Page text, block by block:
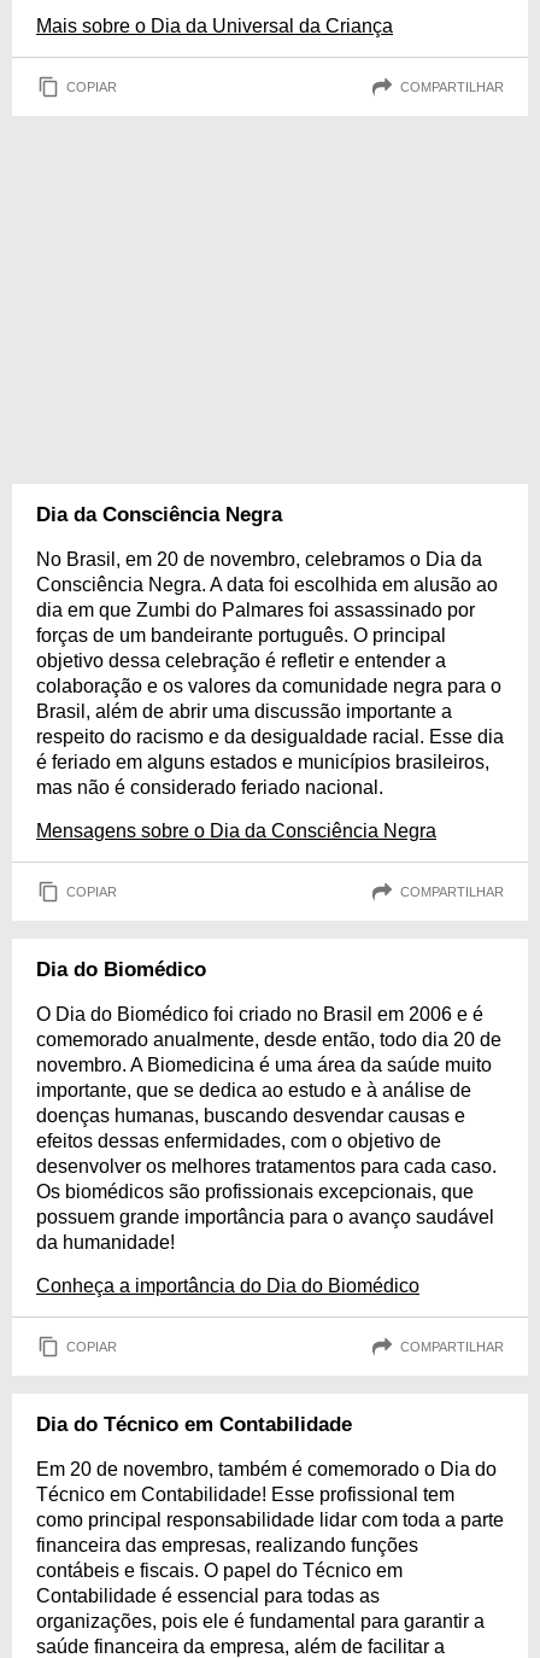
Mais sobre o Dia da Universal da Criança
COPIAR COMPARTILHAR
Dia da Consciência Negra
No Brasil, em 20 de novembro, celebramos o Dia da
Consciência Negra. A data foi escolhida em alusão ao
dia em que Zumbi do Palmares foi assassinado por
forças de um bandeirante português. O principal
objetivo dessa celebração é refletir e entender a
colaboração e os valores da comunidade negra para o
Brasil, além de abrir uma discussão importante a
respeito do racismo e da desigualdade racial. Esse dia
é feriado em alguns estados e municípios brasileiros,
mas não é considerado feriado nacional.
Mensagens sobre o Dia da Consciência Negra
COPIAR COMPARTILHAR
Dia do Biomédico
O Dia do Biomédico foi criado no Brasil em 2006 e é
comemorado anualmente, desde então, todo dia 20 de
novembro. A Biomedicina é uma área da saúde muito
importante, que se dedica ao estudo e à análise de
doenças humanas, buscando desvendar causas e
efeitos dessas enfermidades, com o objetivo de
desenvolver os melhores tratamentos para cada caso.
Os biomédicos são profissionais excepcionais, que
possuem grande importância para o avanço saudável
da humanidade!
Conheça a importância do Dia do Biomédico
COPIAR COMPARTILHAR
Dia do Técnico em Contabilidade
Em 20 de novembro, também é comemorado o Dia do
Técnico em Contabilidade! Esse profissional tem
como principal responsabilidade lidar com toda a parte
financeira das empresas, realizando funções
contábeis e fiscais. O papel do Técnico em
Contabilidade é essencial para todas as
organizações, pois ele é fundamental para garantir a
saúde financeira da empresa, além de facilitar a